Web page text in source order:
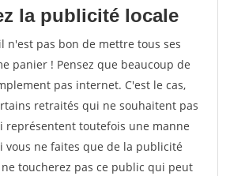
la publicité locale
n'est pas bon de mettre tous ses
panier ! Pensez que beaucoup de
pas internet. C'est le cas,
retraités qui ne souhaitent pas
représentent toutefois une manne
vous ne faites que de la publicité
toucherez pas ce public qui peut